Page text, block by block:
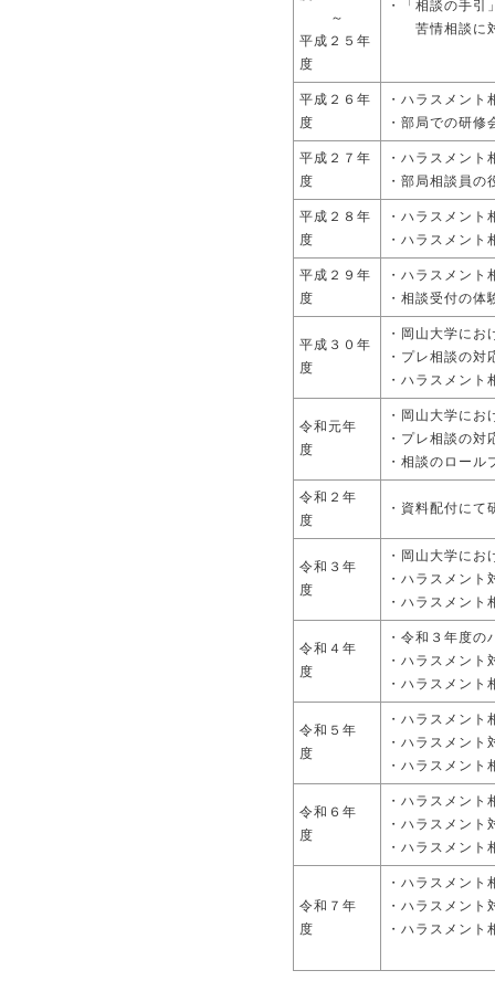
～
平成２５年
度
・「相談の手
苦情相談に対
平成２６年
度
・ハラスメン
・部局での研修
平成２７年
度
・ハラスメン
・部局相談員
平成２８年
度
・ハラスメン
・ハラスメン
平成２９年
度
・ハラスメン
・相談受付の
平成３０年
度
・岡山大学に
・プレ相談の
・ハラスメン
令和元年
度
・岡山大学
・プレ
・相談のロール
令和２年
度
・資料配付
令和３年
度
・岡山大学
・ハラスメ
・ハラスメン
令和４年
度
・令和３年
・ハラスメ
・ハラスメン
令和５年
度
・ハラスメ
・ハラスメ
・ハラスメン
令和６年
度
・ハラスメ
・ハラスメ
・ハラスメ
令和７年
度
・ハラスメ
・ハラスメ
・ハラス